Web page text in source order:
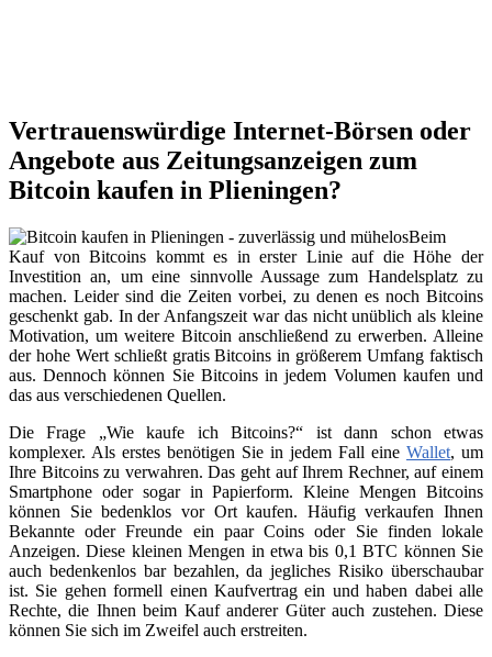
Vertrauenswürdige Internet-Börsen oder
Angebote aus Zeitungsanzeigen zum
Bitcoin kaufen in Plieningen?
Beim
Kauf von Bitcoins kommt es in erster Linie auf die Höhe der
Investition an, um eine sinnvolle Aussage zum Handelsplatz zu
machen. Leider sind die Zeiten vorbei, zu denen es noch Bitcoins
geschenkt gab. In der Anfangszeit war das nicht unüblich als kleine
Motivation, um weitere Bitcoin anschließend zu erwerben. Alleine
der hohe Wert schließt gratis Bitcoins in größerem Umfang faktisch
aus. Dennoch können Sie Bitcoins in jedem Volumen kaufen und
das aus verschiedenen Quellen.
Die Frage „Wie kaufe ich Bitcoins?“ ist dann schon etwas
komplexer. Als erstes benötigen Sie in jedem Fall eine Wallet, um
Ihre Bitcoins zu verwahren. Das geht auf Ihrem Rechner, auf einem
Smartphone oder sogar in Papierform. Kleine Mengen Bitcoins
können Sie bedenklos vor Ort kaufen. Häufig verkaufen Ihnen
Bekannte oder Freunde ein paar Coins oder Sie finden lokale
Anzeigen. Diese kleinen Mengen in etwa bis 0,1 BTC können Sie
auch bedenkenlos bar bezahlen, da jegliches Risiko überschaubar
ist. Sie gehen formell einen Kaufvertrag ein und haben dabei alle
Rechte, die Ihnen beim Kauf anderer Güter auch zustehen. Diese
können Sie sich im Zweifel auch erstreiten.